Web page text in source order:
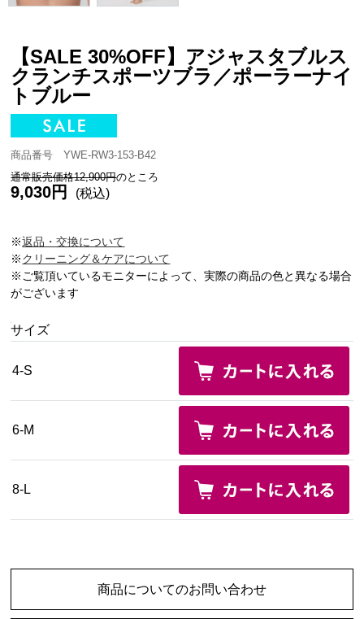
【SALE 30%OFF】アジャスタブルス
クランチスポーツブラ／ポーラーナイ
トブルー
商品番号 YWE-RW3-153-B42
通常販売価格12,900円のところ
9,030円 (税込)
※返品・交換について
※クリーニング＆ケアについて
※ご覧頂いているモニターによって、実際の商品の色と異なる場合
がございます
サイズ
4-S
6-M
8-L
商品についてのお問い合わせ